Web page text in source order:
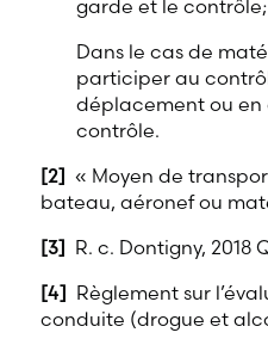
garde et le contrôle;
Dans le cas de
participer au
déplacement ou en
contrôle.
[2] « Moyen de
bateau, aéronef ou
[3] R. c. Dontigny, 2018
[4] Règlement sur
conduite (drogue et